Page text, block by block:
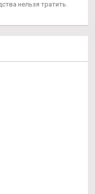
нельзя тратить.